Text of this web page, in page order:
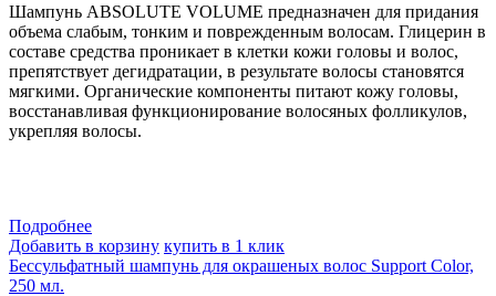
Шампунь ABSOLUTE VOLUME предназначен для придания
объема слабым, тонким и поврежденным волосам. Глицерин в
составе средства проникает в клетки кожи головы и волос,
препятствует дегидратации, в результате волосы становятся
мягкими. Органические компоненты питают кожу головы,
восстанавливая функционирование волосяных фолликулов,
укрепляя волосы.
Подробнеe
Добавить в корзину купить в 1 клик
Бессульфатный шампунь для окрашеных волос Support Color,
250 мл.